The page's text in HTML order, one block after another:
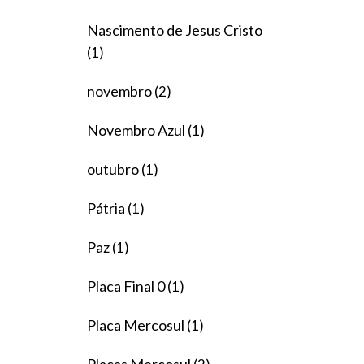
Nascimento de Jesus Cristo
(1)
novembro (2)
Novembro Azul (1)
outubro (1)
Pátria (1)
Paz (1)
Placa Final 0 (1)
Placa Mercosul (1)